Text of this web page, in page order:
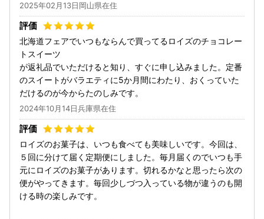
2025年02月13日岡山県在住
北海道フェアでいつもならんで買ってるロイズのチョコレー
トスイーツ
が返礼品でいただけると知り、すぐに申し込みました。定番
のスイートがバラエティに5か月間にわたり、おくっていた
だけるのが今からたのしみです。
2024年10月14日兵庫県在住
ロイズのお菓子は、いつも食べても美味しいです。今回は、
５回に分けて届く定期便にしました。毎月届くのでいつも手
元にロイズのお菓子があります。切れるかなと思ったら次の
便がやってきます。毎回少しづつ入っている物が違うのも開
ける時の楽しみです。